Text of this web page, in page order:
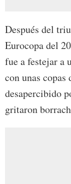
Después del
Eurocopa del
fue a festejar a
con unas copas
desapercibido
gritaron